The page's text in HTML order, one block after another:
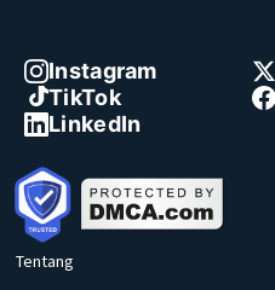
Instagram
TikTok
LinkedIn
Tentang